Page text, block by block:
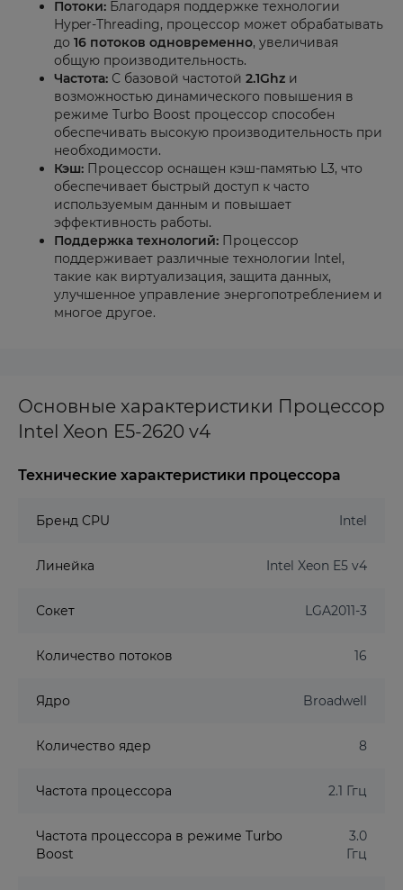
Потоки: Благодаря поддержке технологии
Hyper-Threading, процессор может обрабатывать
до 16 потоков одновременно, увеличивая
общую производительность.
Частота: С базовой частотой 2.1Ghz и
возможностью динамического повышения в
режиме Turbo Boost процессор способен
обеспечивать высокую производительность при
необходимости.
Кэш: Процессор оснащен кэш-памятью L3, что
обеспечивает быстрый доступ к часто
используемым данным и повышает
эффективность работы.
Поддержка технологий: Процессор
поддерживает различные технологии Intel,
такие как виртуализация, защита данных,
улучшенное управление энергопотреблением и
многое другое.
Основные характеристики Процессор
Intel Xeon E5-2620 v4
Технические характеристики процессора
Бренд CPU Intel
Линейка Intel Xeon E5 v4
Сокет LGA2011-3
Количество потоков 16
Ядро Broadwell
Количество ядер 8
Частота процессора 2.1 Ггц
Частота процессора в режиме Turbo
Boost
3.0
Ггц